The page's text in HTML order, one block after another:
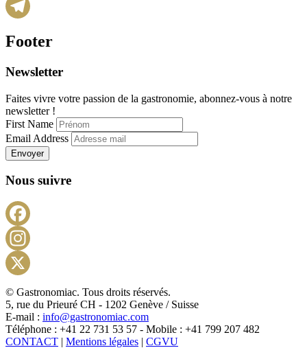
Footer
Newsletter
Faites vivre votre passion de la gastronomie, abonnez-vous à notre
newsletter !
First Name
Email Address
Envoyer
Nous suivre
X
© Gastronomiac. Tous droits réservés.
5, rue du Prieuré CH - 1202 Genève / Suisse
E-mail : info@gastronomiac.com
Téléphone : +41 22 731 53 57 - Mobile : +41 799 207 482
CONTACT | Mentions légales | CGVU